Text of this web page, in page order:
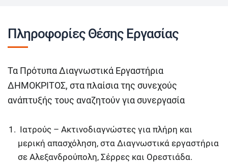
Πληροφορίες Θέσης Εργασίας
Τα Πρότυπα Διαγνωστικά Εργαστήρια
ΔΗΜΟΚΡΙΤΟΣ, στα πλαίσια της συνεχούς
ανάπτυξής τους αναζητούν για συνεργασία
Ιατρούς – Ακτινοδιαγνώστες για πλήρη και
μερική απασχόληση, στα Διαγνωστικά εργαστήρια
σε Αλεξανδρούπολη, Σέρρες και Ορεστιάδα.